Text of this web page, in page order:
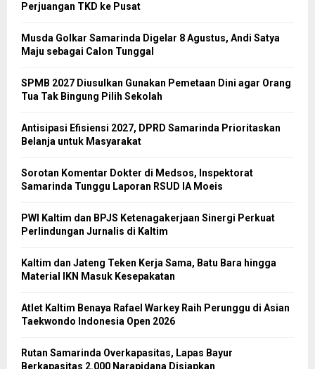
Perjuangan TKD ke Pusat
Musda Golkar Samarinda Digelar 8 Agustus, Andi Satya
Maju sebagai Calon Tunggal
SPMB 2027 Diusulkan Gunakan Pemetaan Dini agar Orang
Tua Tak Bingung Pilih Sekolah
Antisipasi Efisiensi 2027, DPRD Samarinda Prioritaskan
Belanja untuk Masyarakat
Sorotan Komentar Dokter di Medsos, Inspektorat
Samarinda Tunggu Laporan RSUD IA Moeis
PWI Kaltim dan BPJS Ketenagakerjaan Sinergi Perkuat
Perlindungan Jurnalis di Kaltim
Kaltim dan Jateng Teken Kerja Sama, Batu Bara hingga
Material IKN Masuk Kesepakatan
Atlet Kaltim Benaya Rafael Warkey Raih Perunggu di Asian
Taekwondo Indonesia Open 2026
Rutan Samarinda Overkapasitas, Lapas Bayur
Berkapasitas 2.000 Narapidana Disiapkan